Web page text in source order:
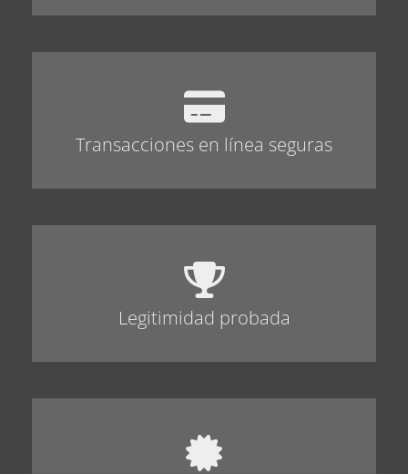
Transacciones en línea seguras
Legitimidad probada